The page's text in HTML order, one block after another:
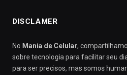
DISCLAMER
No Mania de Celular,
sobre tecnologia para facilitar seu
para ser precisos, mas somos